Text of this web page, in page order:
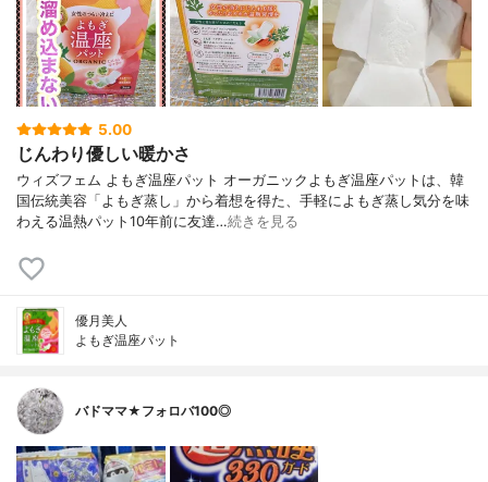
5.00
じんわり優しい暖かさ
ウィズフェム よもぎ温座パット オーガニックよもぎ温座パットは、韓
国伝統美容「よもぎ蒸し」から着想を得た、手軽によもぎ蒸し気分を味
わえる温熱パット10年前に友達…続きを見る
優月美人
よもぎ温座パット
バドママ★フォロバ100◎